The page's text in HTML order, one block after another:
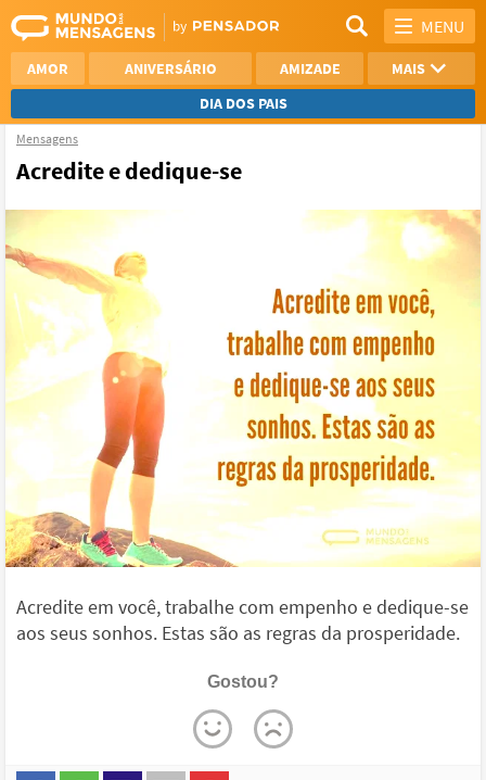
MENU
AMOR ANIVERSÁRIO AMIZADE
MAIS
DIA DOS PAIS
REFLEXÃO
NAMORO
Mensagens
Acredite e dedique-se
Acredite em você, trabalhe com empenho e dedique-se
aos seus sonhos. Estas são as regras da prosperidade.
Gostou?